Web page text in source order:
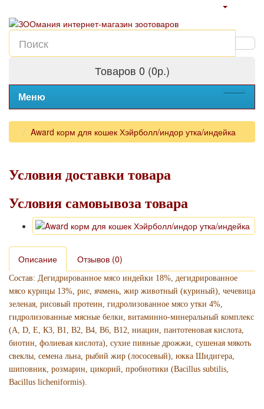
Товаров 0 (0р.)
Меню
Award корм для кошек Хэйрболл/индор утка/индейка
Условия доставки товара
Условия самовывоза товара
Описание Отзывов (0)
Состав: Дегидрированное мясо индейки 18%, дегидрированное
мясо курицы 13%, рис, ячмень, жир животный (куриный), чечевица
зеленая, рисовый протеин, гидролизованное мясо утки 4%,
гидролизованные мясные белки, витаминно-минеральный комплекс
(А, D, E, К3, В1, В2, В4, В6, В12, ниацин, пантотеновая кислота,
биотин, фолиевая кислота), сухие пивные дрожжи, сушеная мякоть
свеклы, семена льна, рыбий жир (лососевый), юкка Шидигера,
шиповник, розмарин, цикорий, пробиотики (Bacillus subtilis,
Bacillus licheniformis).